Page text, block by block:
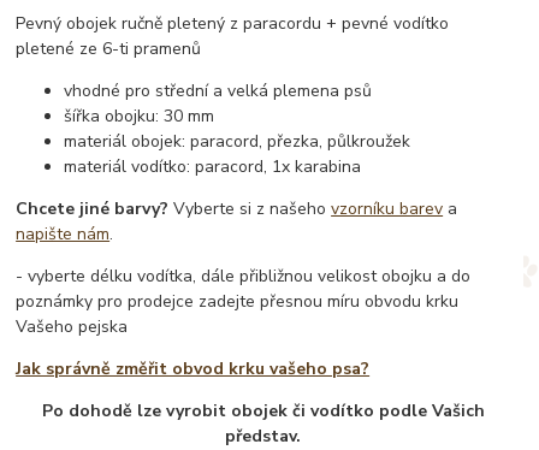
Pevný obojek ručně pletený z paracordu + pevné vodítko
pletené ze 6-ti pramenů
vhodné pro střední a velká plemena psů
šířka obojku: 30 mm
materiál obojek: paracord, přezka, půlkroužek
materiál vodítko: paracord, 1x karabina
Chcete jiné barvy? Vyberte si z našehovzorníku barev a
napište nám.
- vyberte délku vodítka, dále přibližnou velikost obojku a do
poznámky pro prodejce zadejte přesnou míru obvodu krku
Vašeho pejska
Jak správně změřit obvod krku vašeho psa?
Po dohodě lze vyrobit obojek či vodítko podle Vašich
představ.